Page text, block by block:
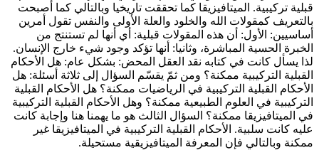
قبلية تركيبية. الميتافيزيقا كما تحققت تاريخيا وبالتالي كما أصبحت
بالتعريف كمقولات الله والخلود والعلة الأولى والنفس تقول أمرين
أساسيين: الأول: أن هذه المقولات قبلية: أي أنها لم تستنتج من
الخبرة الحسية المباشرة، وثانيا: أنها تؤكد وجود شيء خارج الإنسان.
لذا يسأل كانت في كتابه نقد العقل المحض: بشكل عام: هل الأحكام
القبلية التركيبية ممكنة؟ ومن ثمّ يقسّم السؤال إلى ثلاثة أسئلة: هل
الأحكام القبلية التركيبية في الرياضيات ممكنة؟ هل الأحكام القبلية
التركيبية في العلوم الطبيعية ممكنة؟ وهل الأحكام القبلية التركيبية
في الميتافيزيقا ممكنة؟ السؤال الثالث هو ما يهمنا هنا وإجابة كانت
عليه كانت سلبية. الأحكام القبلية التركيبية في الميتافيزيقا غير
ممكنة وبالتالي فإن المعرفة الميتافيزيقية مستحيلة.